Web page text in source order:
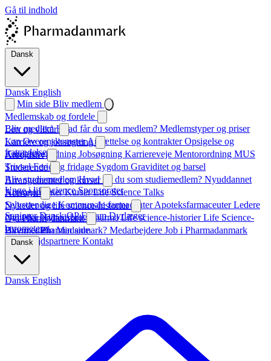
Gå til indhold
Dansk
Dansk English
Min side Bliv medlem
Medlemskab og fordele
Bliv medlemHvad får du som medlem? Medlemstyper og priser
Løn og vilkår
LønOverenskomsterAnsættelse og kontrakterOpsigelse og
fratrædelse
Karriere og jobsøgning
Karrierevejledning Jobsøgning Karriereveje Mentorordning MUS
Arbejdsliv
TrivselFerie og fridage Sygdom Graviditet og barsel
Studerende
Bliv studiemedlemHvad får du som studiemedlem? Nyuddannet
Unge i life scienceSponsorater
Arrangementer og kurser
ArrangementerKurserLife Science Talks
Netværk
SelvstændigeKommunale farmaceuterApoteksfarmaceuterLedere
SeniorerDansk QP ForumDyrlæger
Nyheder og life science-historier
NyhederNyhedsbrev PharmaLife science-historierLife Science-
barometeret
Om Pharmadanmark
Hvem er Pharmadanmark? Medarbejdere Job i Pharmadanmark
Samarbejdspartnere Kontakt
Bliv medlemMin side
Dansk
Dansk English